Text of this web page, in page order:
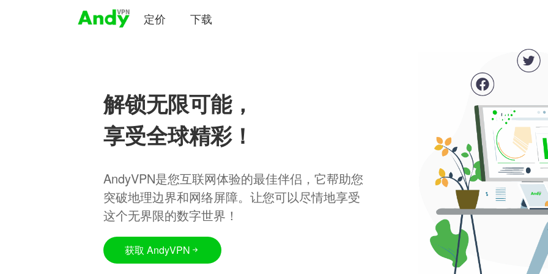
定价 下载
解锁无限可能，
享受全球精彩！
AndyVPN是您互联网体验的最佳伴侣，它帮助您
突破地理边界和网络屏障。让您可以尽情地享受
这个无界限的数字世界！
获取 AndyVPN